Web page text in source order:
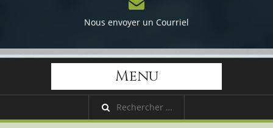
Nous envoyer un Courriel
Menu